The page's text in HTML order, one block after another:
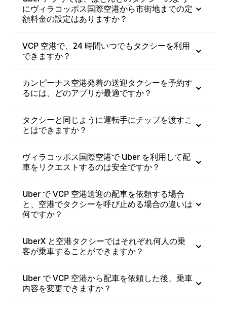
にヴィラコッポス国際空港から市街地までの定
額料金の設定はありますか？
VCP 空港で、24 時間いつでもタクシーを利用
できますか？
カンピーナス空港発着の送迎タクシーを予約す
るには、どのアプリが最適ですか？
タクシーと同じように運転手にチップを渡すこ
とはできますか？
ヴィラコッポス国際空港で Uber を利用して配
車をリクエストするのは安全ですか？
Uber で VCP 空港送迎の配車を依頼する場合
と、空港でタクシーを呼び止める場合の違いは
何ですか？
UberX と空港タクシーではそれぞれ何人の乗
客が乗車することができますか？
Uber で VCP 空港から配車を依頼した後、乗車
内容を変更できますか？